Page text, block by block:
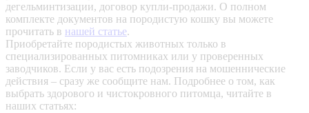
дегельминтизации, договор купли-продажи. О полном
комплекте документов на породистую кошку вы можете
прочитать в нашей статье.
Приобретайте породистых животных только в
специализированных питомниках или у проверенных
заводчиков. Если у вас есть подозрения на мошеннические
действия – сразу же сообщите нам. Подробнее о том, как
выбрать здорового и чистокровного питомца, читайте в
наших статьях: